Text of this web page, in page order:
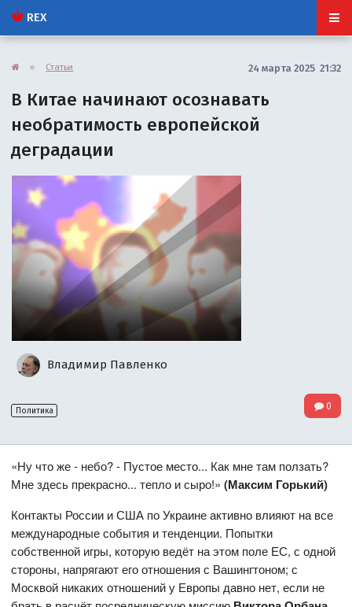
REX
» Статьи 24 марта 2025 21:32
В Китае начинают осознавать
необратимость европейской
деградации
Владимир Павленко
Политика 0
«Ну что же - небо? - Пустое место... Как мне там ползать?
Мне здесь прекрасно... тепло и сыро!»(Максим Горький)
Контакты России и США по Украине активно влияют на все
международные события и тенденции. Попытки
собственной игры, которую ведёт на этом поле ЕС, с одной
стороны, напрягают его отношения с Вашингтоном; с
Москвой никаких отношений у Европы давно нет, если не